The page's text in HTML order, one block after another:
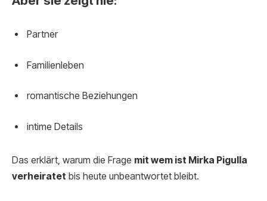
Partner
Familienleben
romantische Beziehungen
intime Details
Das erklärt, warum die Frage mit wem ist Mirka Pigulla
verheiratet bis heute unbeantwortet bleibt.